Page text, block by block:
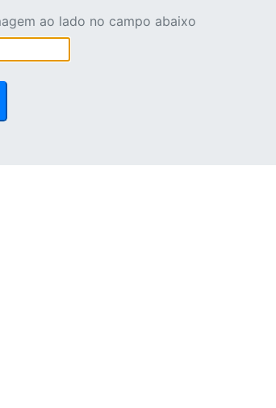
ao lado no campo abaixo